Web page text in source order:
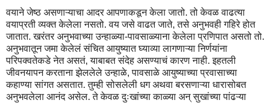
वयाने जेष्ठ असणाऱ्याचा आदर आपणाकडून केला जातो. तो केवळ वाढत्या
वयाप्रती व्यक्त केलेला नसतो. वय जसे वाढत जाते, तसे अनुभवही गहिरे होत
जातात. खरंतर अनुभवाच्या उन्हाळ्या-पावसाळ्याना केलेला प्रणिपात असतो तो.
अनुभवातून जमा केलेलं संचित आयुष्यात घ्याव्या लागणाऱ्या निर्णयांना
परिपक्वतेकडे नेत असतं, याबाबत संदेह असण्याचं कारण नाही. इहतली
जीवनयापन करताना झेललेले उन्हाळे, पावसाळे आयुष्याच्या प्रवासाच्या
कहाण्या सांगत असतात. तुम्ही सोसलेली धग अथवा बरसणाऱ्या धारासोबत
अनुभवलेला आनंद असेल. ते केवळ दुःखांच्या काळ्या अन् सुखांच्या पांढऱ्या